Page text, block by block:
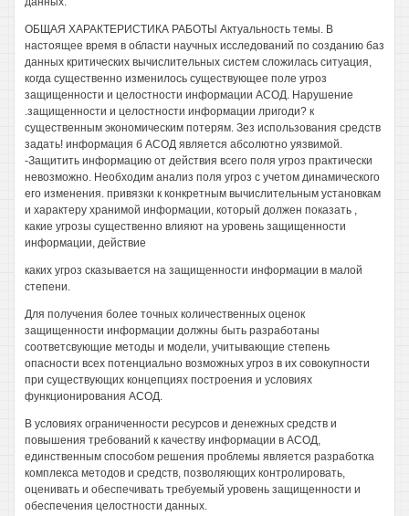
ОБЩАЯ ХАРАКТЕРИСТИКА РАБОТЫ Актуальность темы. В
настоящее время в области научных исследований по созданию баз
данных критических вычислительных систем сложилась ситуация,
когда существенно изменилось существующее поле угроз
защищенности и целостности информации АСОД. Нарушение
.защищенности и целостности информации лригоди? к
существенным экономическим потерям. Зез использования средств
задать! информация б АСОД является абсолютно уязвимой.
-Защитить информацию от действия всего поля угроз практически
невозможно. Необходим анализ поля угроз с учетом динамического
его изменения. привязки к конкретным вычислительным установкам
и характеру хранимой информации, который должен показать ,
какие угрозы существенно влияют на уровень защищенности
информации, действие
каких угроз сказывается на защищенности информации в малой
степени.
Для получения более точных количественных оценок
защищенности информации должны быть разработаны
соответсвующие методы и модели, учитывающие степень
опасности всех потенциально возможных угроз в их совокупности
при существующих концепциях построения и условиях
функционирования АСОД.
В условиях ограниченности ресурсов и денежных средств и
повышения требований к качеству информации в АСОД,
единственным способом решения проблемы является разработка
комплекса методов и средств, позволяющих контролировать,
оценивать и обеспечивать требуемый уровень защищенности и
обеспечения целостности данных.